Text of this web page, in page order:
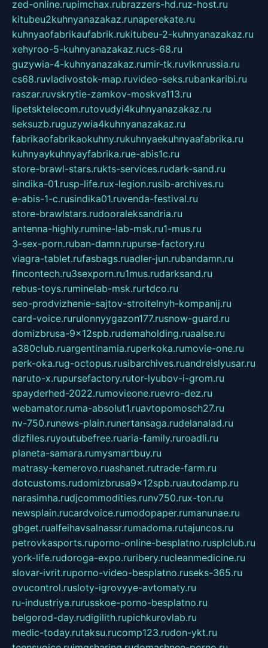
zed-online.rupimchax.rubrazzers-hd.ruz-host.ru
kitubeu2kuhnyanazakaz.runaperekate.ru
kuhnyaofabrikaufabrik.rukitubeu-2-kuhnyanazakaz.ru
xehyroo-5-kuhnyanazakaz.rucs-68.ru
guzywia-4-kuhnyanazakaz.rumir-tk.ruvlknrussia.ru
cs68.ruvladivostok-map.ruvideo-seks.rubankaribi.ru
raszar.ruvskrytie-zamkov-moskva113.ru
lipetsktelecom.rutovudyi4kuhnyanazakaz.ru
seksuzb.ruguzywia4kuhnyanazakaz.ru
fabrikaofabrikaokuhny.rukuhnyaekuhnyaafabrika.ru
kuhnyaykuhnyayfabrika.rue-abis1c.ru
store-brawl-stars.rukts-services.rudark-sand.ru
sindika-01.rusp-life.rux-legion.rusib-archives.ru
e-abis-1-c.rusindika01.ruvenda-festival.ru
store-brawlstars.rudooraleksandria.ru
antenna-highly.rumine-lab-msk.ru1-mus.ru
3-sex-porn.ruban-damn.rupurse-factory.ru
viagra-tablet.rufasbags.ruadler-jun.rubandamn.ru
fincontech.ru3sexporn.ru1mus.rudarksand.ru
rebus-toys.ruminelab-msk.rurtdco.ru
seo-prodvizhenie-sajtov-stroitelnyh-kompanij.ru
card-voice.rurulonnyygazon177.rusnow-guard.ru
domizbrusa-9x12spb.rudemaholding.ruaalse.ru
a380club.ruargentinamia.ruperkoka.rumovie-one.ru
perk-oka.rug-octopus.rusibarchives.ruandreislyusar.ru
naruto-x.rupursefactory.rutor-lyubov-i-grom.ru
spayderhed-2022.rumovieone.ruevro-dez.ru
webamator.ruma-absolut1.ruavtopomosch27.ru
nv-750.runews-plain.runertansaga.rudelanalad.ru
dizfiles.ruyoutubefree.ruaria-family.ruroadli.ru
planeta-samara.rumysmartbuy.ru
matrasy-kemerovo.ruashanet.rutrade-farm.ru
dotcustoms.rudomizbrusa9x12spb.ruautodamp.ru
narasimha.rudjcommodities.runv750.rux-ton.ru
newsplain.rucardvoice.rumodopaper.rumanunae.ru
gbget.rualfeihavsalnassr.rumadoma.rutajuncos.ru
petrovkasports.ruporno-online-besplatno.rusplclub.ru
york-life.rudoroga-expo.ruribery.rucleanmedicine.ru
slovar-ivrit.ruporno-video-besplatno.ruseks-365.ru
ovucontrol.rusloty-igrovyye-avtomaty.ru
ru-industriya.rurusskoe-porno-besplatno.ru
belgorod-day.rudigilith.rupichkurovlab.ru
medic-today.rutaksu.rucomp123.rudon-ykt.ru